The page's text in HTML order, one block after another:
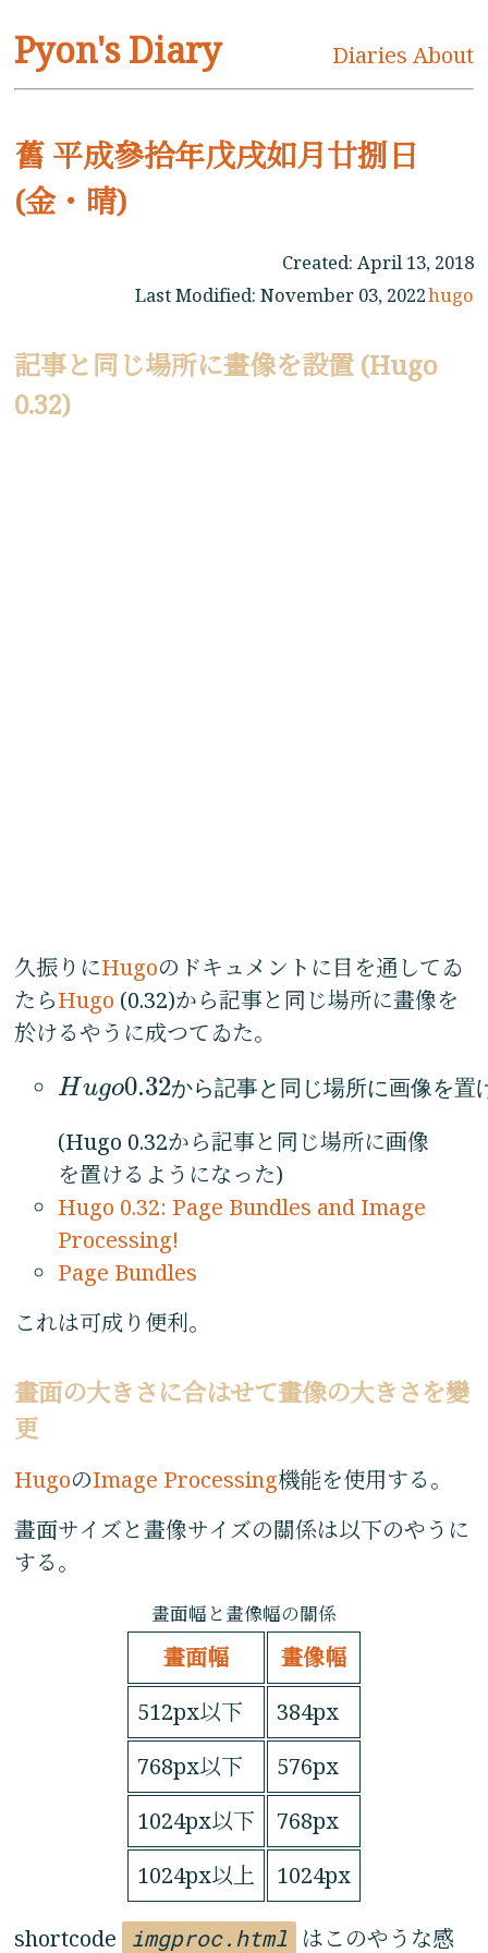
Pyon's Diary Diaries About
舊 平成參拾年戊戌如月廿捌日
(金・晴)
Created:April 13, 2018
Last Modified:November 03, 2022hugo
記事と同じ場所に畫像を設置 (Hugo
0.32)
久振りにHugoのドキュメントに目を通してゐ
たらHugo (0.32)から記事と同じ場所に畫像を
於けるやうに成つてゐた。
Hugo0.32から記事と 同 じ場所に画像を置
Hugo0.32から記事と同じ場所に画像を置
(Hugo 0.32から記事と同じ場所に画像
を置けるようになった)
Hugo 0.32: Page Bundles and Image
Processing!
Page Bundles
これは可成り便利。
畫面の大きさに合はせて畫像の大きさを變
更
HugoのImage Processing機能を使用する。
畫面サイズと畫像サイズの關係は以下のやうに
する。
畫面幅と畫像幅の關係
畫面幅
畫像幅
512px以下
384px
768px以下
576px
1024px以下
768px
1024px以上
1024px
shortcode imgproc.html はこのやうな感